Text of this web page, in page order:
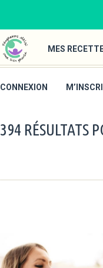
MES
CONNEXION
394 RÉSULTATS